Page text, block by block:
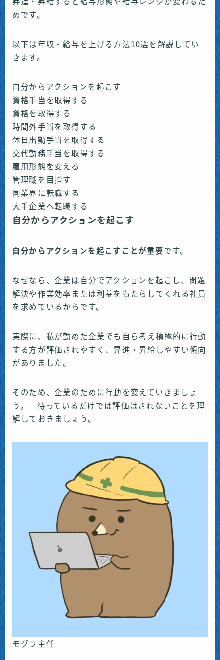
めです。
以下は年収・給与を上げる方法10選を解説してい
きます。
自分からアクションを起こす
資格手当を取得する
資格を取得する
時間外手当を取得する
休日出勤手当を取得する
交代勤務手当を取得する
雇用形態を変える
管理職を目指す
同業界に転職する
大手企業へ転職する
自分からアクションを起こす
自分からアクションを起こすことが重要 です。
なぜなら、企業は自分でアクションを起こし、問題
解決や作業効率または利益をもたらしてくれる社員
を求めているからです。
実際に、私が勤めた企業でも自ら考え積極的に行動
する方が評価されやすく、昇進・昇給しやすい傾向
がありました。
そのため、企業のために行動を変えていきましょ
う。 待っているだけでは評価はされないことを理
解しておきましょう。
モグラ主任